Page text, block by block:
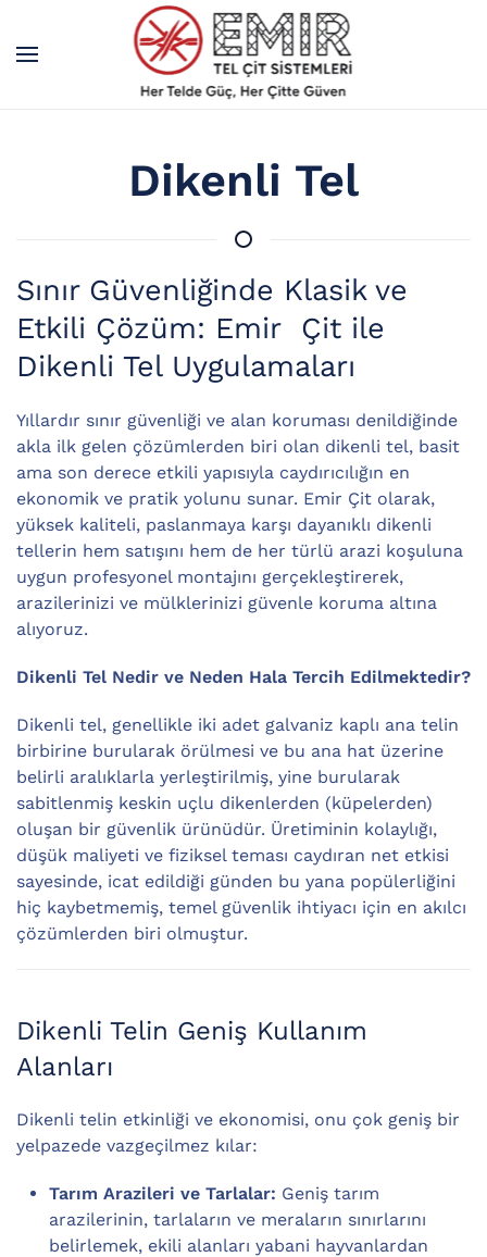
Skip to main content
Dikenli Tel
Sınır Güvenliğinde Klasik ve
Etkili Çözüm: Emir Çit ile
Dikenli Tel Uygulamaları
Yıllardır sınır güvenliği ve alan koruması denildiğinde
akla ilk gelen çözümlerden biri olan dikenli tel, basit
ama son derece etkili yapısıyla caydırıcılığın en
ekonomik ve pratik yolunu sunar. Emir Çit olarak,
yüksek kaliteli, paslanmaya karşı dayanıklı dikenli
tellerin hem satışını hem de her türlü arazi koşuluna
uygun profesyonel montajını gerçekleştirerek,
arazilerinizi ve mülklerinizi güvenle koruma altına
alıyoruz.
Dikenli Tel Nedir ve Neden Hala Tercih Edilmektedir?
Dikenli tel, genellikle iki adet galvaniz kaplı ana telin
birbirine burularak örülmesi ve bu ana hat üzerine
belirli aralıklarla yerleştirilmiş, yine burularak
sabitlenmiş keskin uçlu dikenlerden (küpelerden)
oluşan bir güvenlik ürünüdür. Üretiminin kolaylığı,
düşük maliyeti ve fiziksel teması caydıran net etkisi
sayesinde, icat edildiği günden bu yana popülerliğini
hiç kaybetmemiş, temel güvenlik ihtiyacı için en akılcı
çözümlerden biri olmuştur.
Dikenli Telin Geniş Kullanım
Alanları
Dikenli telin etkinliği ve ekonomisi, onu çok geniş bir
yelpazede vazgeçilmez kılar:
Tarım Arazileri ve Tarlalar: Geniş tarım
arazilerinin, tarlaların ve meraların sınırlarını
belirlemek, ekili alanları yabani hayvanlardan